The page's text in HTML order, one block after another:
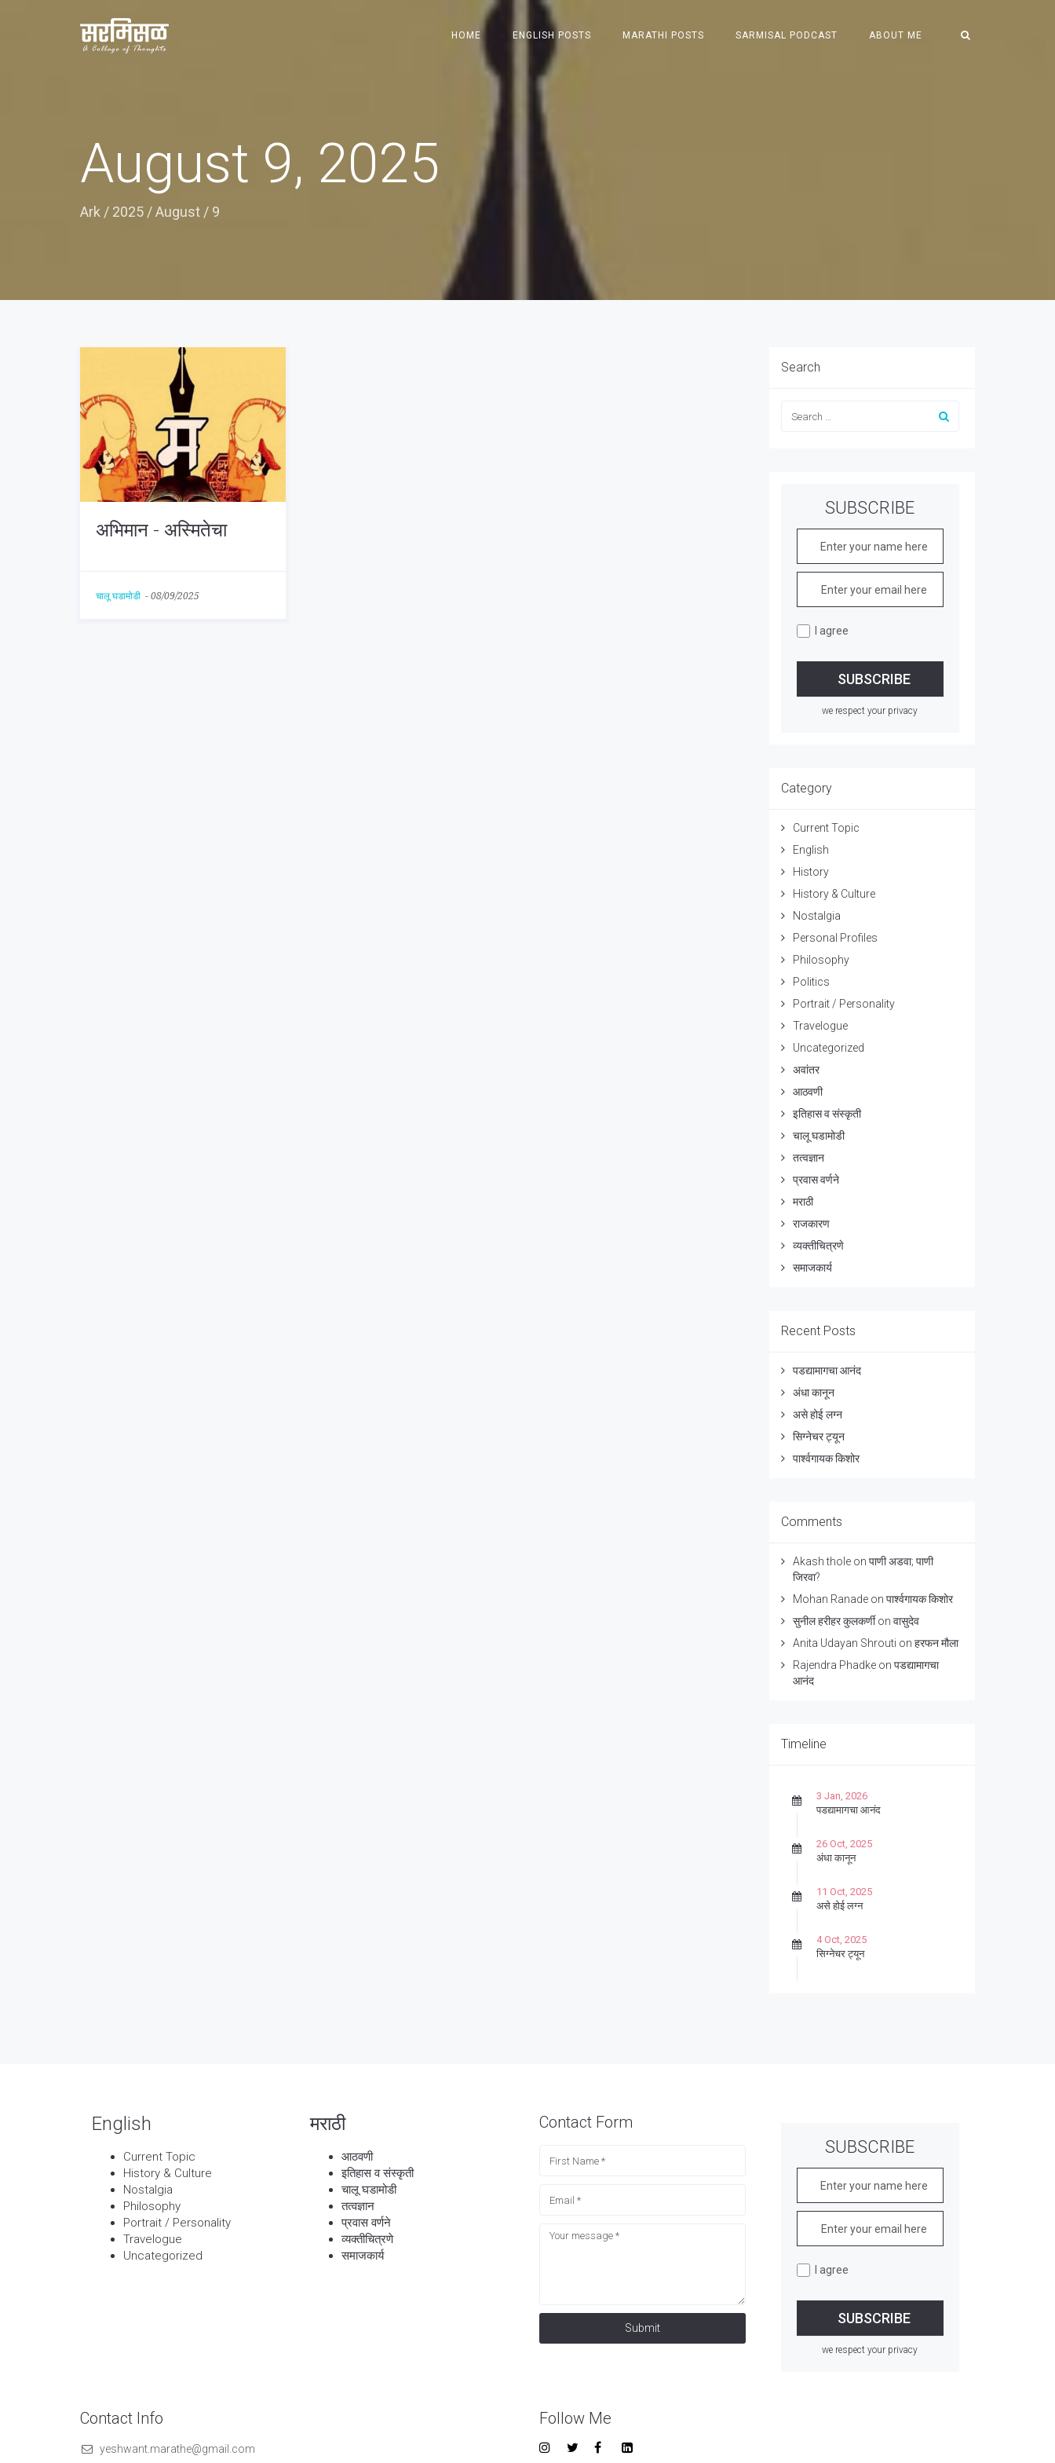
HOME ENGLISH POSTS MARATHI POSTS SARMISAL PODCAST ABOUT ME
August 9, 2025
Ark / 2025 /August / 9
अभिमान - अस्मितेचा
चालू घडामोडी - 08/09/2025
Search
SUBSCRIBE
I agree
we respect your privacy
Category
Current Topic
English
History
History & Culture
Nostalgia
Personal Profiles
Philosophy
Politics
Portrait / Personality
Travelogue
Uncategorized
अवांतर
आठवणी
इतिहास व संस्कृती
चालू घडामोडी
तत्वज्ञान
प्रवास वर्णने
मराठी
राजकारण
व्यक्तीचित्रणे
समाजकार्य
Recent Posts
पडद्यामागचा आनंद
अंधा कानून
असे होई लग्न
सिग्नेचर ट्यून
पार्श्वगायक किशोर
Comments
Akash tholeon पाणी अडवा; पाणी
जिरवा?
Mohan Ranadeon पार्श्वगायक किशोर
सुनील हरीहर कुलकर्णीon वासुदेव
Anita Udayan Shrouti on हरफन मौला
Rajendra Phadkeon पडद्यामागचा
आनंद
Timeline
3 Jan, 2026
पडद्यामागचा आनंद
26 Oct, 2025
अंधा कानून
11 Oct, 2025
असे होई लग्न
4 Oct, 2025
सिग्नेचर ट्यून
English
Current Topic
History & Culture
Nostalgia
Philosophy
Portrait / Personality
Travelogue
Uncategorized
मराठी
आठवणी
इतिहास व संस्कृती
चालू घडामोडी
तत्वज्ञान
प्रवास वर्णने
व्यक्तीचित्रणे
समाजकार्य
Contact Form
Submit
SUBSCRIBE
I agree
we respect your privacy
Contact Info
yeshwant.marathe@gmail.com
Follow Me